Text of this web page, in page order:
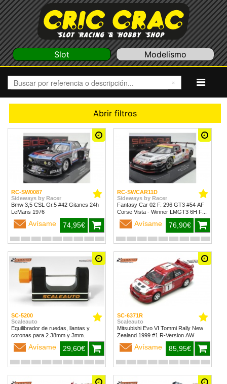
Slot Modelismo
Abrir filtros
RC-SW0087
Sideways by Racer
Bmw 3,5 CSL Gr.5 #42 Gitanes 24h
LeMans 1976
Avísame 74,95€
RC-SWCAR11D
Sideways by Racer
Fantasy Car 02 F. 296 GT3 #54 AF
Corse Vista - Winner LMGT3 6H Fuji
2024
Avísame 76,90€
SC-5200
Scaleauto
Equilibrador de ruedas, llantas y
coronas para 2.38mm y 3mm.
Avísame 29,60€
SC-6371R
Scaleauto
Mitsubishi Evo VI Tommi Rally New
Zealand 1999 #1 R-Version AW
Avísame 85,95€